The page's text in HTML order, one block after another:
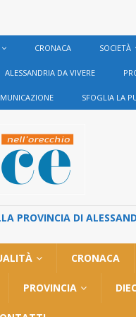
CRONACA SOCIETÀ
ALESSANDRIA DA VIVERE
SFOGLIA LA
PROVINCIA DI
CRONACA
PROVINCIA